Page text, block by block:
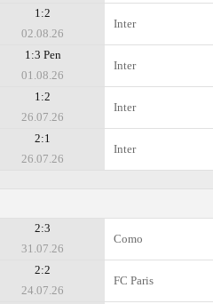
1:2
02.08.26
Inter
1:3 Pen
01.08.26
Inter
1:2
26.07.26
Inter
2:1
26.07.26
Inter
2:3
31.07.26
Como
2:2
24.07.26
FC Paris